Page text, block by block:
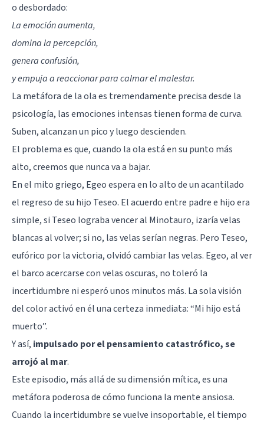
o desbordado:
La emoción aumenta,
domina la percepción,
genera confusión,
y empuja a reaccionar para calmar el malestar.
La metáfora de la ola es tremendamente precisa desde la
psicología, las emociones intensas tienen forma de curva.
Suben, alcanzan un pico y luego descienden.
El problema es que, cuando la ola está en su punto más
alto, creemos que nunca va a bajar.
En el mito griego, Egeo espera en lo alto de un acantilado
el regreso de su hijo Teseo. El acuerdo entre padre e hijo era
simple, si Teseo lograba vencer al Minotauro, izaría velas
blancas al volver; si no, las velas serían negras. Pero Teseo,
eufórico por la victoria, olvidó cambiar las velas. Egeo, al ver
el barco acercarse con velas oscuras, no toleró la
incertidumbre ni esperó unos minutos más. La sola visión
del color activó en él una certeza inmediata: “Mi hijo está
muerto”.
Y así, impulsado por el pensamiento catastrófico, se
arrojó al mar.
Este episodio, más allá de su dimensión mítica, es una
metáfora poderosa de cómo funciona la mente ansiosa.
Cuando la incertidumbre se vuelve insoportable, el tiempo